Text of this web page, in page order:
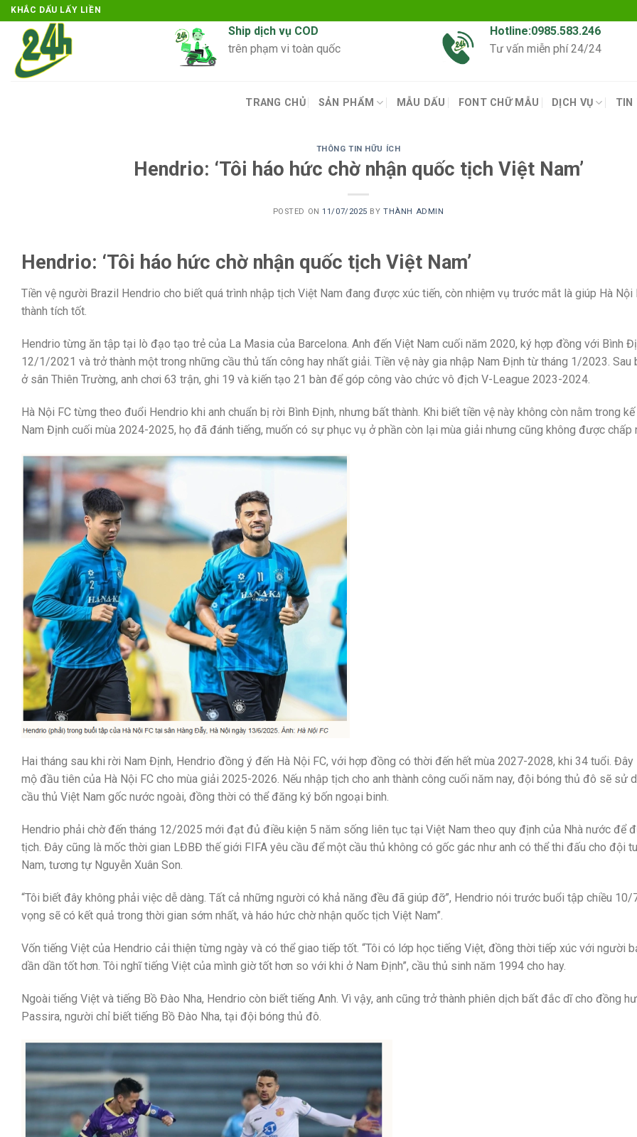
Skip
to
content
KHẮC DẤU LẤY LIỀN
Ship dịch vụ COD
trên phạm vi toàn quốc
Hotline:0985.583.246
Tư vấn miễn phí 24/24
TRANG CHỦ SẢN PHẨM MẪU DẤU FONT CHỮ MẪU DỊCH VỤ TIN
THÔNG TIN HỮU ÍCH
Hendrio: ‘Tôi háo hức chờ nhận quốc tịch Việt Nam’
POSTED ON11/07/2025 BYTHÀNH ADMIN
Hendrio: ‘Tôi háo hức chờ nhận quốc tịch Việt Nam’
Tiền vệ người Brazil Hendrio cho biết quá trình nhập tịch Việt Nam đang được xúc tiến, còn nhiệm vụ trước mắt là giúp Hà Nội
thành tích tốt.
Hendrio từng ăn tập tại lò đạo tạo trẻ của La Masia của Barcelona. Anh đến Việt Nam cuối năm 2020, ký hợp đồng với Bình
12/1/2021 và trở thành một trong những cầu thủ tấn công hay nhất giải. Tiền vệ này gia nhập Nam Định từ tháng 1/2023. Sau
ở sân Thiên Trường, anh chơi 63 trận, ghi 19 và kiến tạo 21 bàn để góp công vào chức vô địch V-League 2023-2024.
Hà Nội FC từng theo đuổi Hendrio khi anh chuẩn bị rời Bình Định, nhưng bất thành. Khi biết tiền vệ này không còn nằm trong
Nam Định cuối mùa 2024-2025, họ đã đánh tiếng, muốn có sự phục vụ ở phần còn lại mùa giải nhưng cũng không được chấp
Hai tháng sau khi rời Nam Định, Hendrio đồng ý đến Hà Nội FC, với hợp đồng có thời đến hết mùa 2027-2028, khi 34 tuổi. Đây
mộ đầu tiên của Hà Nội FC cho mùa giải 2025-2026. Nếu nhập tịch cho anh thành công cuối năm nay, đội bóng thủ đô sẽ sử
cầu thủ Việt Nam gốc nước ngoài, đồng thời có thể đăng ký bốn ngoại binh.
Hendrio phải chờ đến tháng 12/2025 mới đạt đủ điều kiện 5 năm sống liên tục tại Việt Nam theo quy định của Nhà nước để
tịch. Đây cũng là mốc thời gian LĐBĐ thế giới FIFA yêu cầu để một cầu thủ không có gốc gác như anh có thể thi đấu cho đội
Nam, tương tự Nguyễn Xuân Son.
“Tôi biết đây không phải việc dễ dàng. Tất cả những người có khả năng đều đã giúp đỡ”, Hendrio nói trước buổi tập chiều 10/
vọng sẽ có kết quả trong thời gian sớm nhất, và háo hức chờ nhận quốc tịch Việt Nam”.
Vốn tiếng Việt của Hendrio cải thiện từng ngày và có thể giao tiếp tốt. “Tôi có lớp học tiếng Việt, đồng thời tiếp xúc với người
dần dần tốt hơn. Tôi nghĩ tiếng Việt của mình giờ tốt hơn so với khi ở Nam Định”, cầu thủ sinh năm 1994 cho hay.
Ngoài tiếng Việt và tiếng Bồ Đào Nha, Hendrio còn biết tiếng Anh. Vì vậy, anh cũng trở thành phiên dịch bất đắc dĩ cho đồng
Passira, người chỉ biết tiếng Bồ Đào Nha, tại đội bóng thủ đô.